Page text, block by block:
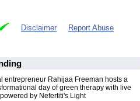
Disclaimer Report Abuse
entrepreneur Rahijaa Freeman hosts a
day of green therapy with live
by Nefertiti's Light